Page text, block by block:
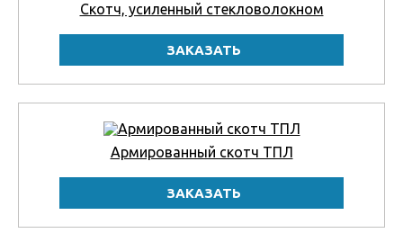
Скотч, усиленный стекловолокном
Армированный скотч ТПЛ